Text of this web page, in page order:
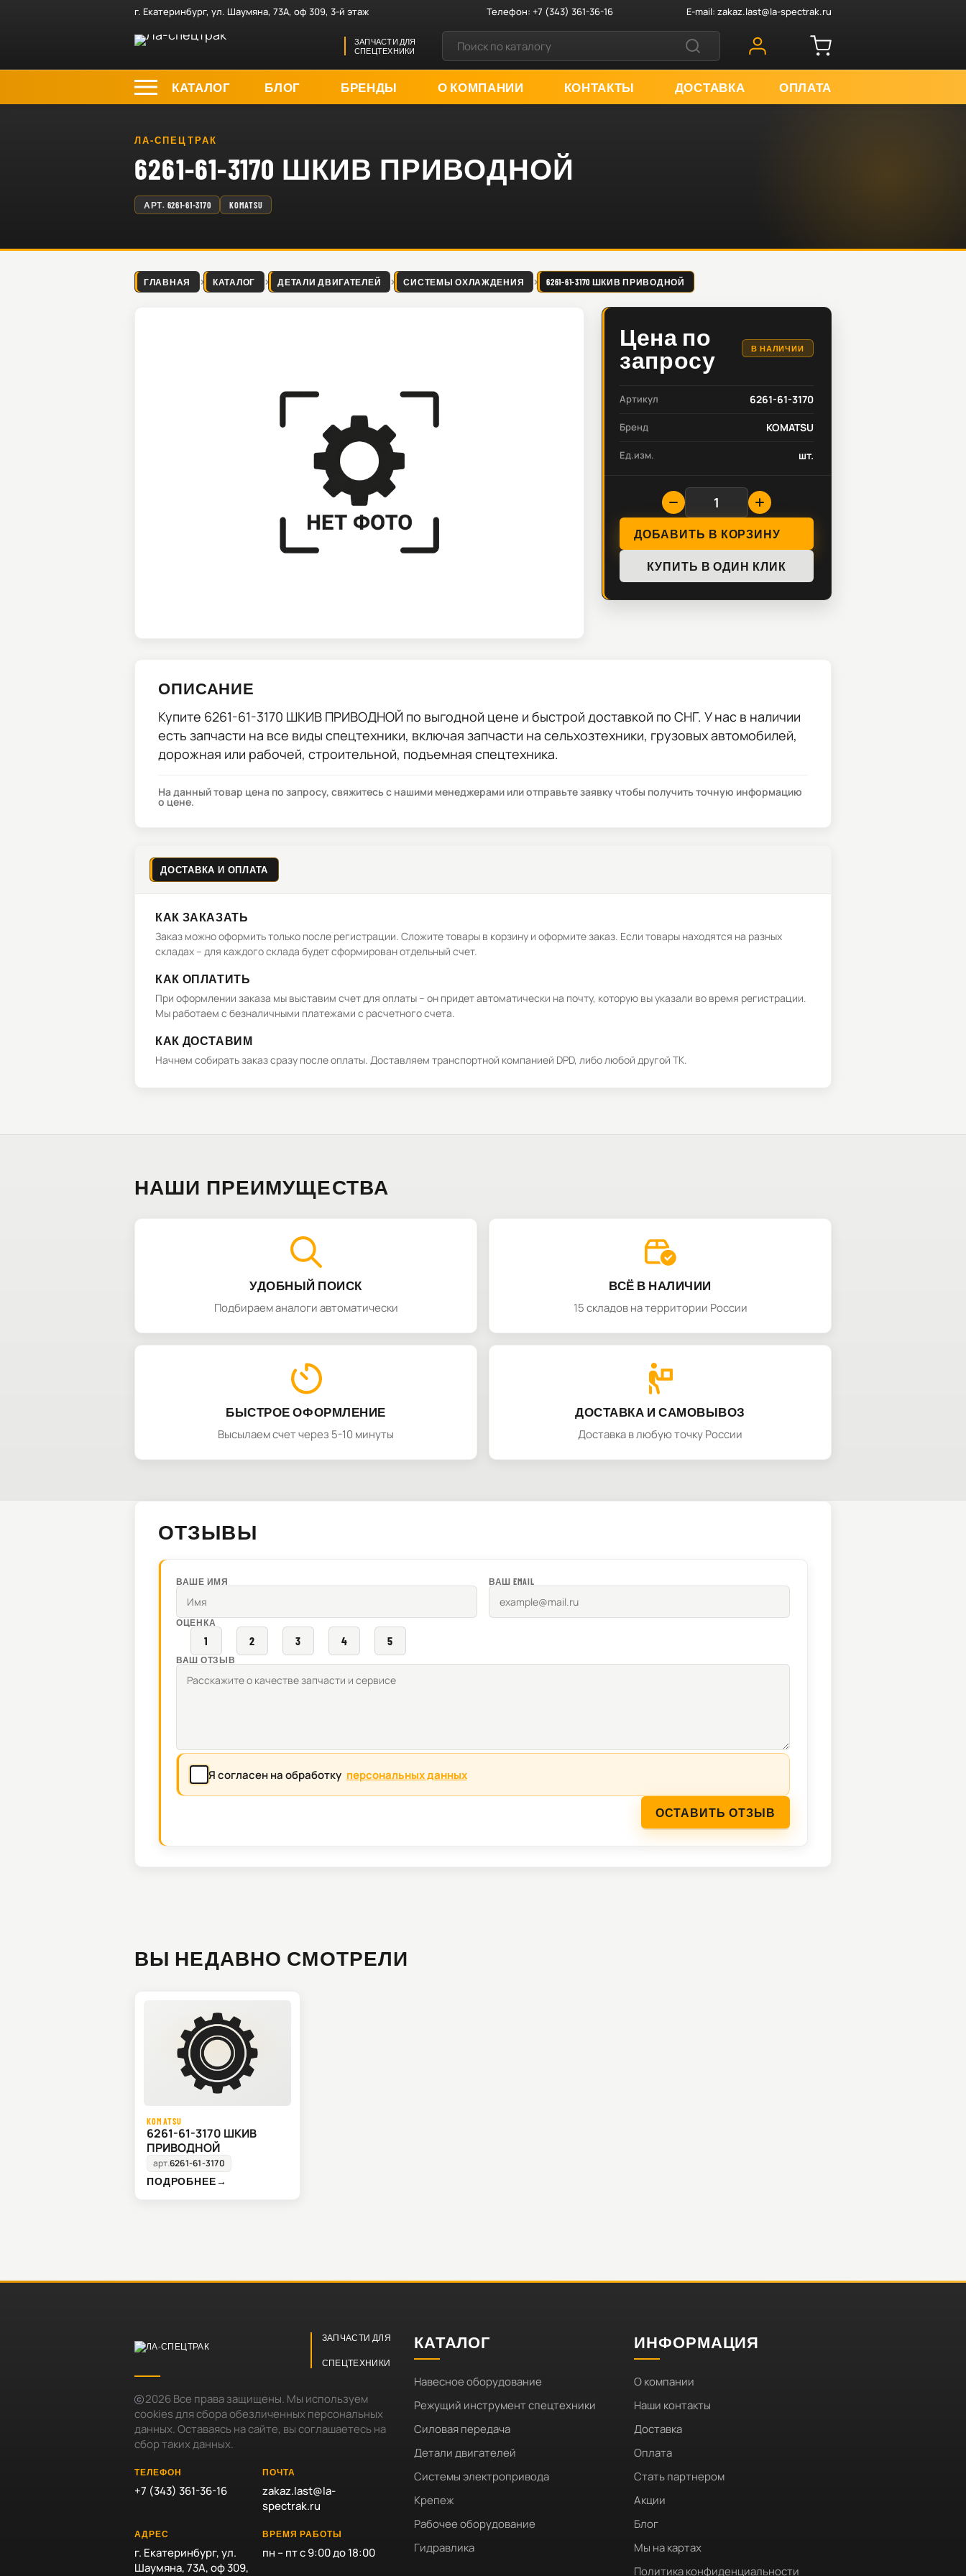
г. Екатеринбург, ул. Шаумяна, 73А, оф 309, 3-й этаж Телефон:+7 (343) 361-36-16 E-mail: zakaz.last@la-spectrak.ru
ЗАПЧАСТИ ДЛЯ
СПЕЦТЕХНИКИ
КАТАЛОГ БЛОГ БРЕНДЫ О КОМПАНИИ КОНТАКТЫ ДОСТАВКА ОПЛАТА
ЛА-СПЕЦТРАК
6261-61-3170 ШКИВ ПРИВОДНОЙ
АРТ. 6261-61-3170 KOMATSU
ГЛАВНАЯ КАТАЛОГ ДЕТАЛИ ДВИГАТЕЛЕЙ СИСТЕМЫ ОХЛАЖДЕНИЯ 6261-61-3170 ШКИВ ПРИВОДНОЙ
Цена по
запросу
В НАЛИЧИИ
Артикул 6261-61-3170
Бренд KOMATSU
Ед.изм. шт.
ДОБАВИТЬ В КОРЗИНУ
КУПИТЬ В ОДИН КЛИК
ОПИСАНИЕ
Купите 6261-61-3170 ШКИВ ПРИВОДНОЙ по выгодной цене и быстрой доставкой по СНГ. У нас в наличии
есть запчасти на все виды спецтехники, включая запчасти на сельхозтехники, грузовых автомобилей,
дорожная или рабочей, строительной, подъемная спецтехника.
На данный товар цена по запросу, свяжитесь с нашими менеджерами или отправьте заявку чтобы получить точную информацию
о цене.
ДОСТАВКА И ОПЛАТА
КАК ЗАКАЗАТЬ
Заказ можно оформить только после регистрации. Сложите товары в корзину и оформите заказ. Если товары находятся на разных
складах – для каждого склада будет сформирован отдельный счет.
КАК ОПЛАТИТЬ
При оформлении заказа мы выставим счет для оплаты – он придет автоматически на почту, которую вы указали во время регистрации.
Мы работаем с безналичными платежами с расчетного счета.
КАК ДОСТАВИМ
Начнем собирать заказ сразу после оплаты. Доставляем транспортной компанией DPD, либо любой другой ТК.
НАШИ ПРЕИМУЩЕСТВА
УДОБНЫЙ ПОИСК
Подбираем аналоги автоматически
ВСЁ В НАЛИЧИИ
15 складов на территории России
БЫСТРОЕ ОФОРМЛЕНИЕ
Высылаем счет через 5-10 минуты
ДОСТАВКА И САМОВЫВОЗ
Доставка в любую точку России
ОТЗЫВЫ
ВАШЕ ИМЯ ВАШ EMAIL
ОЦЕНКА
1 2 3 4 5
ВАШ ОТЗЫВ
Я согласен на обработку персональных данных
ОСТАВИТЬ ОТЗЫВ
ВЫ НЕДАВНО СМОТРЕЛИ
KOMATSU
6261-61-3170 ШКИВ
ПРИВОДНОЙ
арт.6261-61-3170
ПОДРОБНЕЕ→
ЗАПЧАСТИ ДЛЯ
СПЕЦТЕХНИКИ
2026Все права защищены. Мы используем
cookies для сбора обезличенных персональных
данных. Оставаясь на сайте, вы соглашаетесь на
сбор таких данных.
ТЕЛЕФОН
+7 (343) 361-36-16
ПОЧТА
zakaz.last@la-
spectrak.ru
АДРЕС
г. Екатеринбург, ул.
Шаумяна, 73А, оф 309,
ВРЕМЯ РАБОТЫ
пн – пт с 9:00 до 18:00
КАТАЛОГ
Навесное оборудование
Режущий инструмент спецтехники
Силовая передача
Детали двигателей
Системы электропривода
Крепеж
Рабочее оборудование
Гидравлика
ИНФОРМАЦИЯ
О компании
Наши контакты
Доставка
Оплата
Стать партнером
Акции
Блог
Мы на картах
Политика конфиденциальности